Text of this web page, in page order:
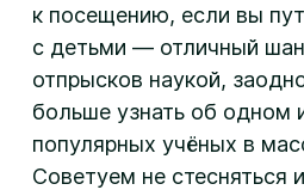
к посещению, если вы
с детьми — отличный
отпрысков наукой,
больше узнать об одном
популярных учёных в
Советуем не стесняться